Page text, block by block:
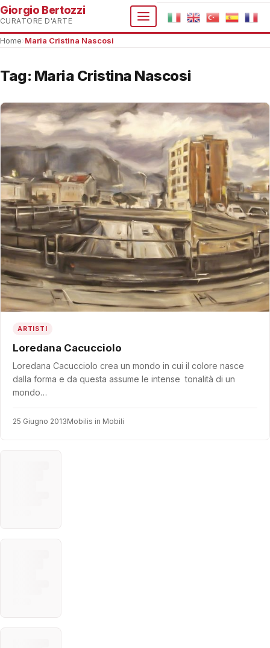
Giorgio Bertozzi
CURATORE D'ARTE
Home Maria Cristina Nascosi
Tag: Maria Cristina Nascosi
ARTISTI
Loredana Cacucciolo
Loredana Cacucciolo crea un mondo in cui il colore nasce
dalla forma e da questa assume le intense tonalità di un
mondo…
25 Giugno 2013Mobilis in Mobili